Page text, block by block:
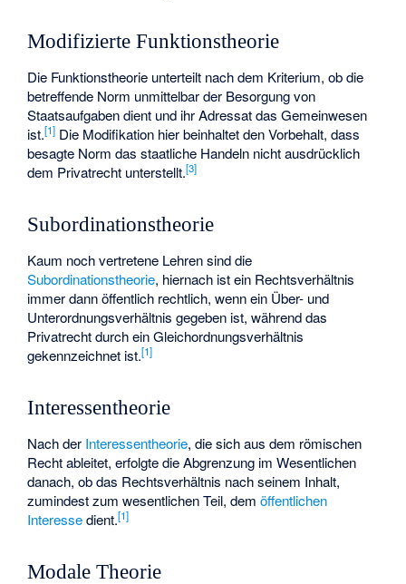
Modifizierte Funktionstheorie
Die Funktionstheorie unterteilt nach dem Kriterium, ob die
betreffende Norm unmittelbar der Besorgung von
Staatsaufgaben dient und ihr Adressat das Gemeinwesen
ist.[1] Die Modifikation hier beinhaltet den Vorbehalt, dass
besagte Norm das staatliche Handeln nicht ausdrücklich
dem Privatrecht unterstellt.[3]
Subordinationstheorie
Kaum noch vertretene Lehren sind die
Subordinationstheorie, hiernach ist ein Rechtsverhältnis
immer dann öffentlich rechtlich, wenn ein Über- und
Unterordnungsverhältnis gegeben ist, während das
Privatrecht durch ein Gleichordnungsverhältnis
gekennzeichnet ist.[1]
Interessentheorie
Nach der Interessentheorie, die sich aus dem römischen
Recht ableitet, erfolgte die Abgrenzung im Wesentlichen
danach, ob das Rechtsverhältnis nach seinem Inhalt,
zumindest zum wesentlichen Teil, demöffentlichen
Interessedient.[1]
Modale Theorie